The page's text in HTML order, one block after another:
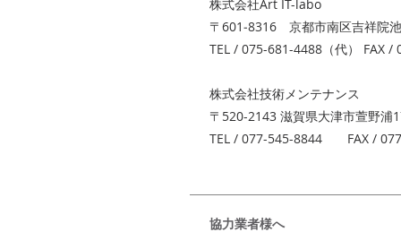
株式会社Art IT-labo
〒601‐8316 京都市南区吉祥院
TEL / 075-681-4488（代） FAX /
株式会社技術メンテナンス
〒520-2143 滋賀県大津市萱野浦
TEL / 077-545-8844 FAX /
​協力業者様へ